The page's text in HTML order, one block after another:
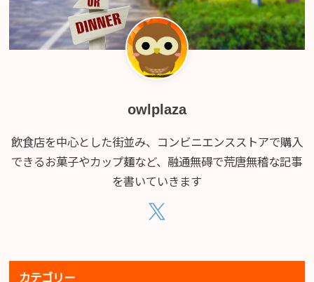
owlplaza
飲食店を中心とした街並み、コンビニエンスストアで購入
できるお菓子やカップ麺など、融通無碍で荒唐無稽な記事
を書いていきます
カテゴリー